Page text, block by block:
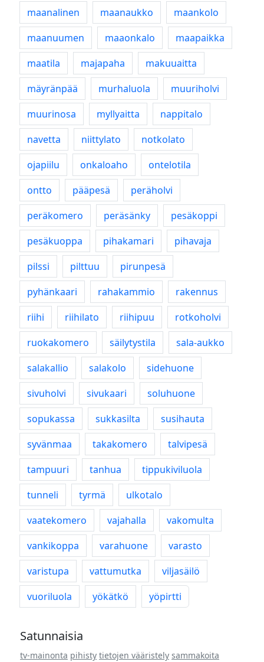
maanalinen
maanaukko
maankolo
maanuumen
maaonkalo
maapaikka
maatila
majapaha
makuuaitta
mäyränpää
murhaluola
muuriholvi
muurinosa
myllyaitta
nappitalo
navetta
niittylato
notkolato
ojapiilu
onkaloaho
ontelotila
ontto
pääpesä
peräholvi
peräkomero
peräsänky
pesäkoppi
pesäkuoppa
pihakamari
pihavaja
pilssi
pilttuu
pirunpesä
pyhänkaari
rahakammio
rakennus
riihi
riihilato riihipuu
rotkoholvi
ruokakomero
säilytystila
sala-aukko
salakallio
salakolo
sidehuone
sivuholvi
sivukaari
soluhuone
sopukassa
sukkasilta
susihauta
syvänmaa
takakomero
talvipesä
tampuuri
tanhua
tippukiviluola
tunneli
tyrmä
ulkotalo
vaatekomero
vajahalla
vakomulta
vankikoppa
varahuone
varasto
varistupa
vattumutka
viljasäilö
vuoriluola
yökätkö yöpirtti
Satunnaisia
tv-mainonta pihisty tietojen vääristely sammakoita